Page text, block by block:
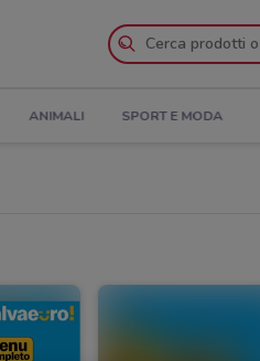
ANIMALI SPORT E MODA